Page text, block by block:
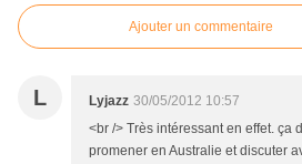
Ajouter un commentaire
L Lyjazz 30/05/2012 10:57
<br /> Très intéressant en effet. ça
promener en Australie et discuter